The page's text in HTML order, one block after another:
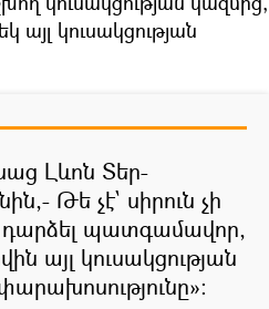
այլ կուսակցության
Լևոն Տեր-
Թե չէ` սիրուն չի
դարձել պատգամավոր,
այլ կուսակցության